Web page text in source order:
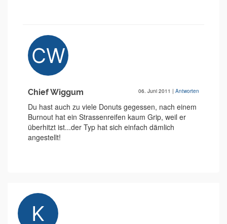
Chief Wiggum 06. Juni 2011 | Antworten
Du hast auch zu viele Donuts gegessen, nach einem
Burnout hat ein Strassenreifen kaum Grip, weil er
überhitzt ist...der Typ hat sich einfach dämlich
angestellt!